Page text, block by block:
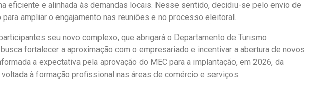
eficiente e alinhada às demandas locais. Nesse sentido, decidiu-se pelo envio de
ampliar o engajamento nas reuniões e no processo eleitoral.
seu novo complexo, que abrigará o Departamento de Turismo
fortalecer a aproximação com o empresariado e incentivar a abertura de novos
a expectativa pela aprovação do MEC para a implantação, em 2026, da
à formação profissional nas áreas de comércio e serviços.